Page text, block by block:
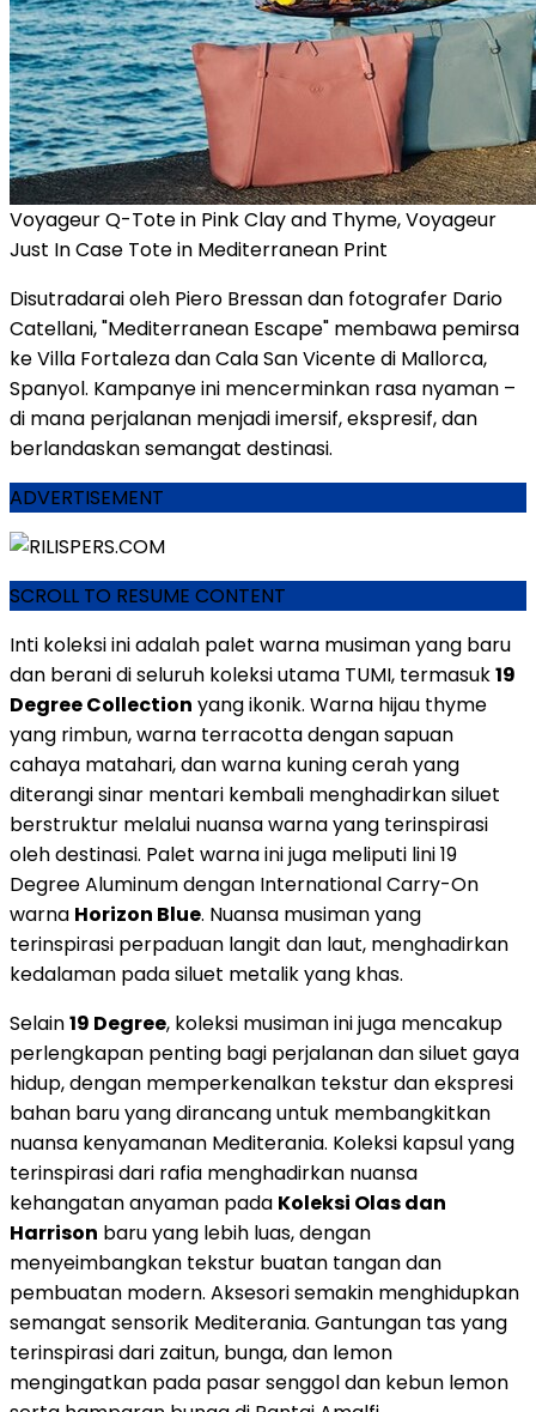
Voyageur Q-Tote in Pink Clay and Thyme, Voyageur
Just In Case Tote in Mediterranean Print
Disutradarai oleh Piero Bressan dan fotografer Dario
Catellani, "Mediterranean Escape" membawa pemirsa
ke Villa Fortaleza dan Cala San Vicente di Mallorca,
Spanyol. Kampanye ini mencerminkan rasa nyaman –
di mana perjalanan menjadi imersif, ekspresif, dan
berlandaskan semangat destinasi.
ADVERTISEMENT
SCROLL TO RESUME CONTENT
Inti koleksi ini adalah palet warna musiman yang baru
dan berani di seluruh koleksi utama TUMI, termasuk19
Degree Collection yang ikonik. Warna hijau thyme
yang rimbun, warna terracotta dengan sapuan
cahaya matahari, dan warna kuning cerah yang
diterangi sinar mentari kembali menghadirkan siluet
berstruktur melalui nuansa warna yang terinspirasi
oleh destinasi. Palet warna ini juga meliputi lini 19
Degree Aluminum dengan International Carry-On
warna Horizon Blue. Nuansa musiman yang
terinspirasi perpaduan langit dan laut, menghadirkan
kedalaman pada siluet metalik yang khas.
Selain19 Degree, koleksi musiman ini juga mencakup
perlengkapan penting bagi perjalanan dan siluet gaya
hidup, dengan memperkenalkan tekstur dan ekspresi
bahan baru yang dirancang untuk membangkitkan
nuansa kenyamanan Mediterania. Koleksi kapsul yang
terinspirasi dari rafia menghadirkan nuansa
kehangatan anyaman pada Koleksi Olas dan
Harrison baru yang lebih luas, dengan
menyeimbangkan tekstur buatan tangan dan
pembuatan modern. Aksesori semakin menghidupkan
semangat sensorik Mediterania. Gantungan tas yang
terinspirasi dari zaitun, bunga, dan lemon
mengingatkan pada pasar senggol dan kebun lemon